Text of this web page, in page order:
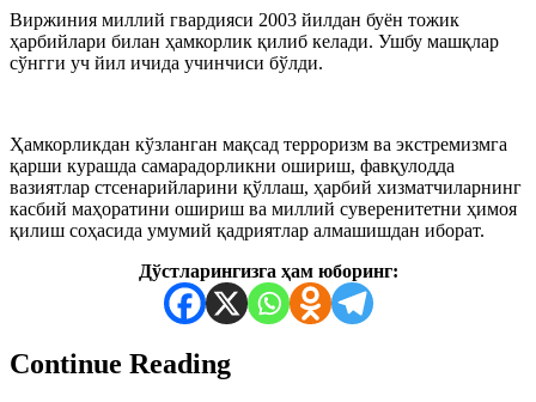
Виржиния миллий гвардияси 2003 йилдан буён тожик
ҳарбийлари билан ҳамкорлик қилиб келади. Ушбу машқлар
сўнгги уч йил ичида учинчиси бўлди.
Ҳамкорликдан кўзланган мақсад терроризм ва экстремизмга
қарши курашда самарадорликни ошириш, фавқулодда
вазиятлар стсенарийларини қўллаш, ҳарбий хизматчиларнинг
касбий маҳоратини ошириш ва миллий суверенитетни ҳимоя
қилиш соҳасида умумий қадриятлар алмашишдан иборат.
Дўстларингизга ҳам юборинг:
Continue Reading